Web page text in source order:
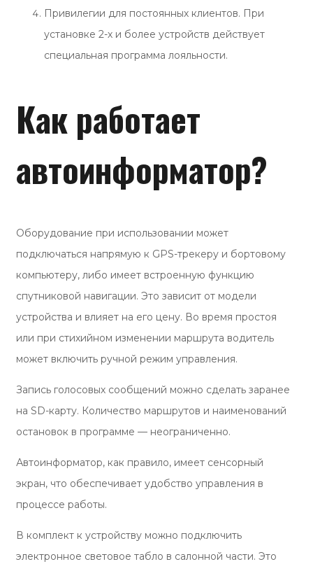
Привилегии для постоянных клиентов. При
установке 2-х и более устройств действует
специальная программа лояльности.
Как работает
автоинформатор?
Оборудование при использовании может
подключаться напрямую к GPS-трекеру и бортовому
компьютеру, либо имеет встроенную функцию
спутниковой навигации. Это зависит от модели
устройства и влияет на его цену. Во время простоя
или при стихийном изменении маршрута водитель
может включить ручной режим управления.
Запись голосовых сообщений можно сделать заранее
на SD-карту. Количество маршрутов и наименований
остановок в программе — неограниченно.
Автоинформатор, как правило, имеет сенсорный
экран, что обеспечивает удобство управления в
процессе работы.
В комплект к устройству можно подключить
электронное световое табло в салонной части. Это